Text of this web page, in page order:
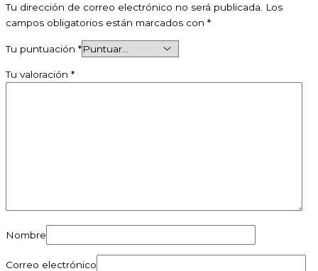
Tu dirección de correo electrónico no será publicada.
Los
campos obligatorios están marcados con *
Tu puntuación *
Tu valoración *
Nombre
Correo electrónico